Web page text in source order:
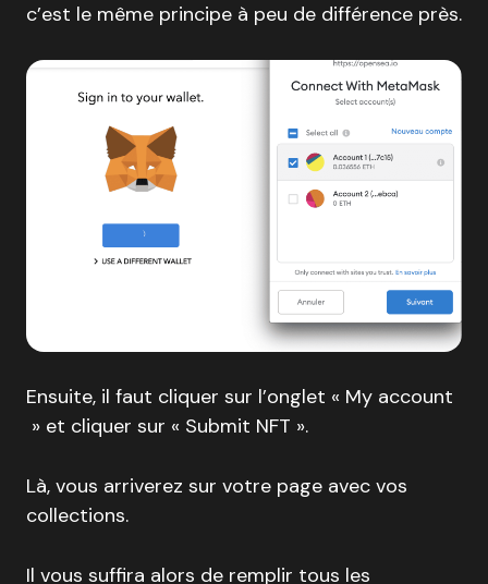
c’est le même principe à peu de différence près.
Ensuite, il faut cliquer sur l’onglet « My account
» et cliquer sur « Submit NFT ».
Là, vous arriverez sur votre page avec vos
collections.
Il vous suffira alors de remplir tous les